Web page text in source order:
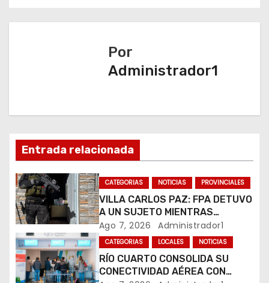
n
d
e
e
n
t
r
Por
Administrador1
Entrada relacionada
CATEGORIAS NOTICIAS PROVINCIALES
VILLA CARLOS PAZ: FPA DETUVO
A UN SUJETO MIENTRAS
COMERCIALIZABA COCAÍNA Y
MARIHUANA EN UNA PLAZA
Ago 7, 2026 Administrador1
CATEGORIAS LOCALES NOTICIAS
RÍO CUARTO CONSOLIDA SU
CONECTIVIDAD AÉREA CON